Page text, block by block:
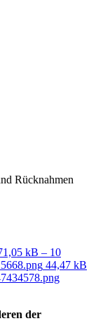
Rücknahmen
kB – 10
44,47 kB
der